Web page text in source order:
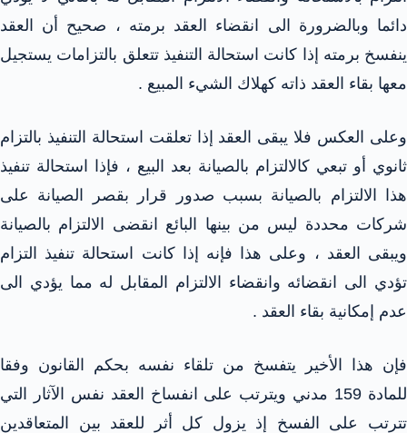
دائما وبالضرورة الى انقضاء العقد برمته ، صحيح أن العقد
ينفسخ برمته إذا كانت استحالة التنفيذ تتعلق بالتزامات يستجيل
معها بقاء العقد ذاته كهلاك الشيء المبيع .
وعلى العكس فلا يبقى العقد إذا تعلقت استحالة التنفيذ بالتزام
ثانوي أو تبعي كالالتزام بالصيانة بعد البيع ، فإذا استحالة تنفيذ
هذا الالتزام بالصيانة بسبب صدور قرار بقصر الصيانة على
شركات محددة ليس من بينها البائع انقضى الالتزام بالصيانة
ويبقى العقد ، وعلى هذا فإنه إذا كانت استحالة تنفيذ التزام
تؤدي الى انقضائه وانقضاء الالتزام المقابل له مما يؤدي الى
عدم إمكانية بقاء العقد .
فإن هذا الأخير يتفسخ من تلقاء نفسه بحكم القانون وفقا
للمادة 159 مدني ويترتب على انفساخ العقد نفس الآثار التي
تترتب على الفسخ إذ يزول كل أثر للعقد بين المتعاقدين